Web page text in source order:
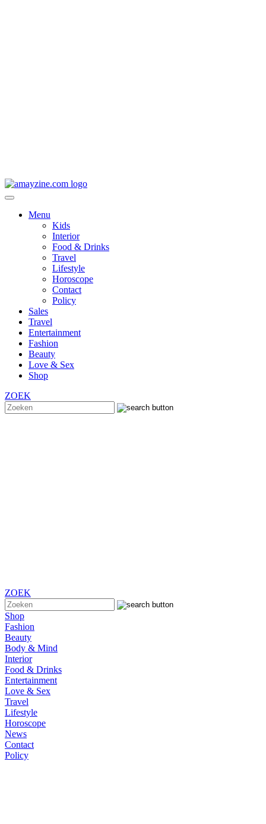
Menu
Kids
Interior
Food & Drinks
Travel
Lifestyle
Horoscope
Contact
Policy
Sales
Travel
Entertainment
Fashion
Beauty
Love & Sex
Shop
ZOEK
ZOEK
Shop
Fashion
Beauty
Body & Mind
Interior
Food & Drinks
Entertainment
Love & Sex
Travel
Lifestyle
Horoscope
News
Contact
Policy